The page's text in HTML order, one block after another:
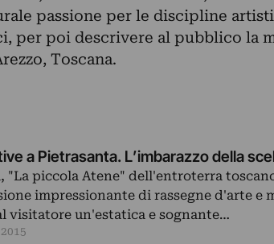
passione per le discipline
per poi descrivere al pubblico la
Toscana.
a Pietrasanta. L’imbarazzo della
"La piccola Atene" dell'entroterra
impressionante di rassegne d'arte e
visitatore un'estatica e sognante…